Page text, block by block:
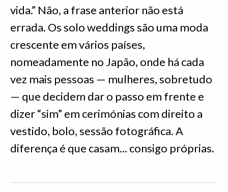
vida.” Não, a frase anterior não está
errada. Os solo weddings são uma moda
crescente em vários países,
nomeadamente no Japão, onde há cada
vez mais pessoas — mulheres, sobretudo
— que decidem dar o passo em frente e
dizer “sim” em cerimónias com direito a
vestido, bolo, sessão fotográfica. A
diferença é que casam... consigo próprias.